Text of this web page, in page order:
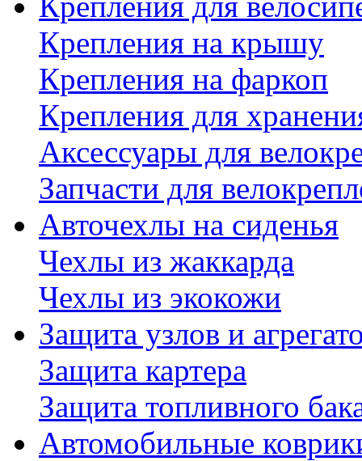
Крепления на крышу
Крепления на фаркоп
Крепления для
Аксессуары для
Запчасти для
Авточехлы на сиденья
Чехлы из жаккарда
Чехлы из экокожи
Защита узлов и
Защита картера
Защита топливного
Автомобильные